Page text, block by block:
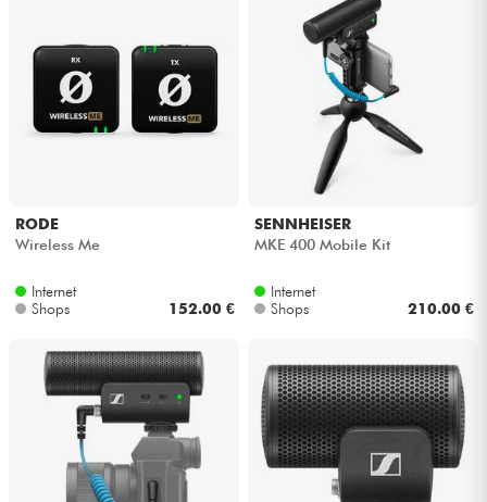
RODE
Wireless Me
Internet
Shops
152.00 €
SENNHEISER
MKE 400 Mobile Kit
Internet
Shops
210.00 €